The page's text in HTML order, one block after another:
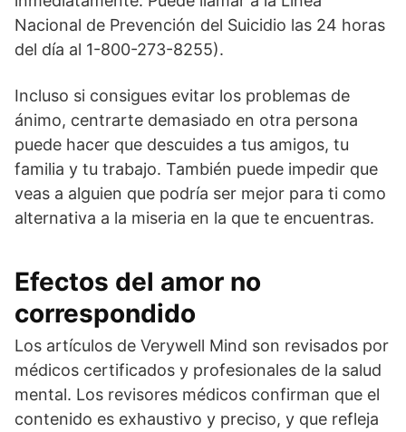
Nacional de Prevención del Suicidio las 24 horas
del día al 1-800-273-8255).
Incluso si consigues evitar los problemas de
ánimo, centrarte demasiado en otra persona
puede hacer que descuides a tus amigos, tu
familia y tu trabajo. También puede impedir que
veas a alguien que podría ser mejor para ti como
alternativa a la miseria en la que te encuentras.
Efectos del amor no
correspondido
Los artículos de Verywell Mind son revisados por
médicos certificados y profesionales de la salud
mental. Los revisores médicos confirman que el
contenido es exhaustivo y preciso, y que refleja